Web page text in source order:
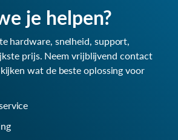
je helpen?
hardware, snelheid, support,
prijs. Neem vrijblijvend contact
wat de beste oplossing voor